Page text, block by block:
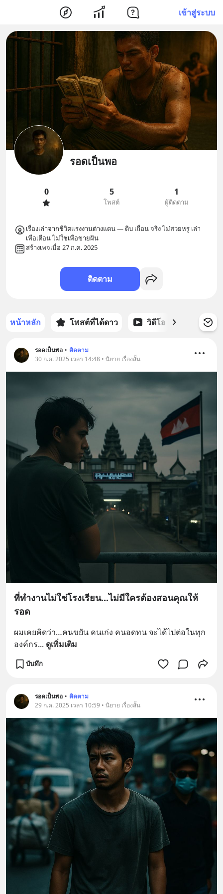
เข้าสู่ระบบ
รอดเป็นพอ
0 5
โพสต์
1
ผู้ติดตาม
เรื่องเล่าจากชีวิตแรงงานต่างแดน — ดิบ เถื่อน จริง ไม่สวยหรู เล่า
เพื่อเตือน ไม่ใช่เพื่อขายฝัน
สร้างเพจเมื่อ 27 ก.ค. 2025
ติดตาม
หน้าหลัก โพสต์ที่ได้ดาว วิดีโอ พอดแ
รอดเป็นพอ • ติดตาม
30 ก.ค. 2025 เวลา 14:48 • นิยาย เรื่องสั้น
ที่ทำงานไม่ใช่โรงเรียน...ไม่มีใครต้องสอนคุณให้
รอด
ผมเคยคิดว่า…คนขยัน คนเก่ง คนอดทน จะได้ไปต่อในทุก
องค์กร... ดูเพิ่มเติม
บันทึก
รอดเป็นพอ • ติดตาม
29 ก.ค. 2025 เวลา 10:59 • นิยาย เรื่องสั้น